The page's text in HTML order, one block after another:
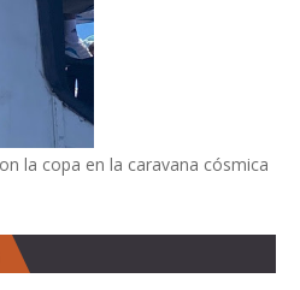
la copa en la caravana cósmica